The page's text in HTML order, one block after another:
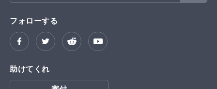
フォローする
助けてくれ